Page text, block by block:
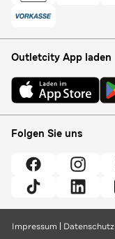
Outletcity App laden
Folgen Sie uns
Impressum Datenschutz